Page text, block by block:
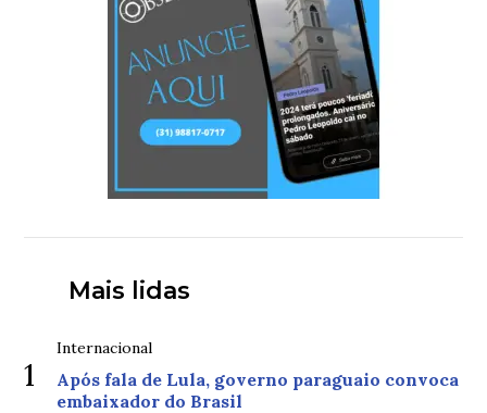
Mais lidas
1
Internacional
Após fala de Lula, governo paraguaio convoca
embaixador do Brasil